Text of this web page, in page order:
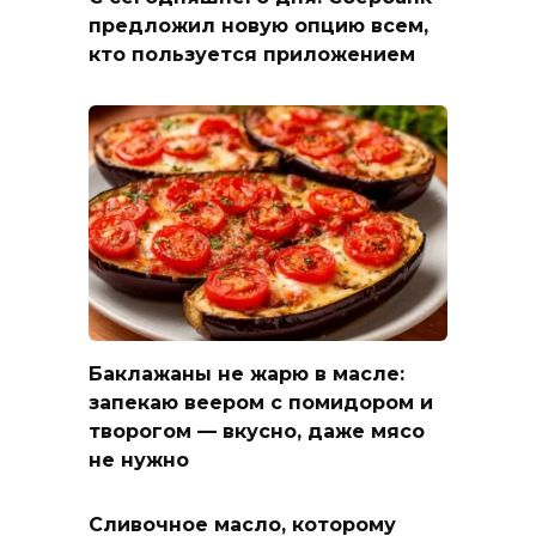
предложил новую опцию всем,
кто пользуется приложением
Баклажаны не жарю в масле:
запекаю веером с помидором и
творогом — вкусно, даже мясо
не нужно
Сливочное масло, которому